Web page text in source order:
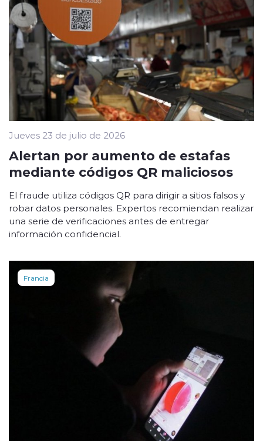
Jueves 23 de julio de 2026
Alertan por aumento de estafas
mediante códigos QR maliciosos
El fraude utiliza códigos QR para dirigir a sitios falsos y
robar datos personales. Expertos recomiendan realizar
una serie de verificaciones antes de entregar
información confidencial.
Francia